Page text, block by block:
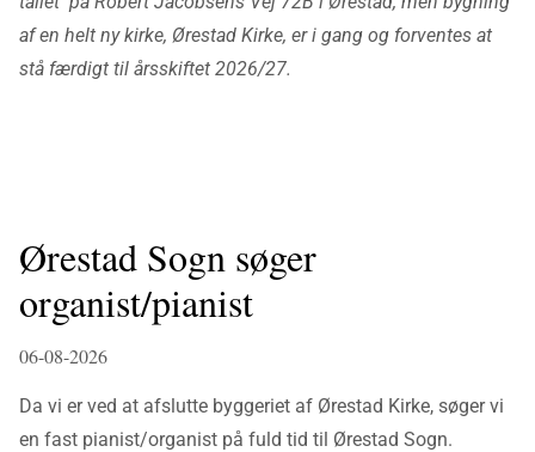
af en helt ny kirke, Ørestad Kirke, er i gang og forventes at
stå færdigt til årsskiftet 2026/27.
Ørestad Sogn søger
organist/pianist
06-08-2026
Da vi er ved at afslutte byggeriet af Ørestad Kirke, søger vi
en fast pianist/organist på fuld tid til Ørestad Sogn.